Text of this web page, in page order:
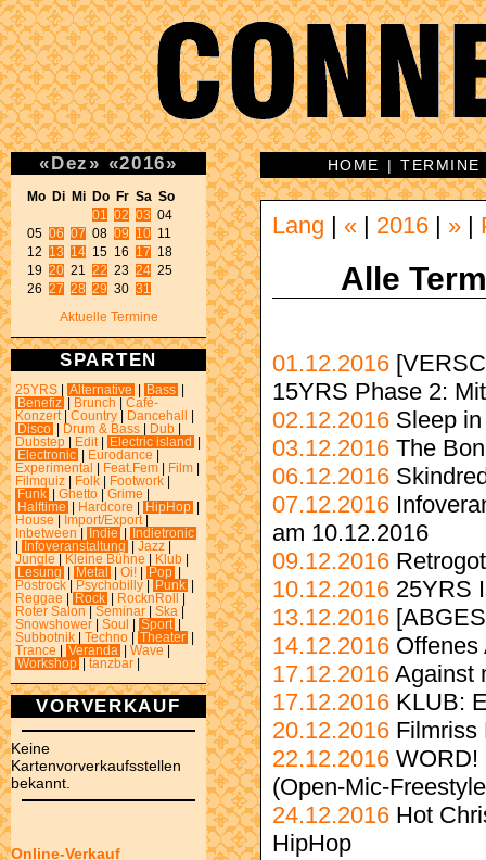
«Dez » «2016»
Mo Di Mi Do Fr Sa So
01
02 03 04
05 06 07 08 09 10 11
12 13 14 15 16 17 18
19 20 21 22 23 24 25
26 27 28 29 30 31
Aktuelle Termine
SPARTEN
25YRS Alternative Bass
Benefiz
Brunch
Café-
Konzert
Country Dancehall
Disco
Drum & Bass Dub
Dubstep
Edit Electric island
Electronic
Eurodance
Experimental
Feat.Fem Film
Filmquiz
Folk Footwork
Funk
Ghetto Grime
Halftime
Hardcore HipHop
House
Import/Export
Inbetween
Indie
Indietronic
Infoveranstaltung Jazz
Jungle
Kleine Bühne Klub
Lesung
Metal Oi! Pop
Postrock
Psychobilly Punk
Reggae
Rock RocknRoll
Roter Salon
Seminar Ska
Snowshower
Soul Sport
Subbotnik
Techno Theater
Trance
Veranda Wave
Workshop
tanzbar
VORVERKAUF
Keine
Kartenvorverkaufsstellen
bekannt.
Online-Verkauf
HOME |TERMINE
Lang « 2016 »
Alle
01.12.2016
15YRS Phase 2:
02.12.2016 Sleep
03.12.2016 The
06.12.2016
07.12.2016
am 10.12.2016
09.12.2016
10.12.2016 25YRS
13.12.2016
14.12.2016 Offenes
17.12.2016 Against
17.12.2016 KLUB:
20.12.2016 Filmriss
22.12.2016 WORD!
(Open-Mic-
24.12.2016 Hot
HipHop